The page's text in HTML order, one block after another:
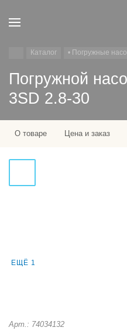
Каталог • Погружные
Погружной
3SD 2.8-30
О товаре Цена и заказ
ЕЩЁ 1
Арт.: 74034132